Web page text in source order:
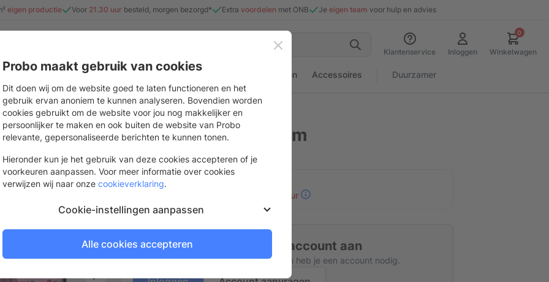
eigen productie Voor21.30 uur besteld, morgen bezorgd* Extra voordelen met ONB Je eigen team voor hulp en advies
Klantenservice
0
Winkelwagen
Inloggen
Beurs & evenement Interieur Stickers & drukwerk Materialen Accessoires Duurzamer
Posterlijst 40 x 40 cm
De volgende dag bezorgd
21.30 uur
Log in of vraag een gratis account aan
Om te bestellen en je prijzen te bekijken heb je een account nodig.
Sluiten
Probo maakt gebruik van cookies
Dit doen wij om de website goed te laten functioneren en het
gebruik ervan anoniem te kunnen analyseren. Bovendien worden
cookies gebruikt om de website voor jou nog makkelijker en
persoonlijker te maken en ook buiten de website van Probo
relevante, gepersonaliseerde berichten te kunnen tonen.
Hieronder kun je het gebruik van deze cookies accepteren of je
voorkeuren aanpassen. Voor meer informatie over cookies
verwijzen wij naar onze cookieverklaring.
Cookie-instellingen aanpassen
Alle cookies accepteren